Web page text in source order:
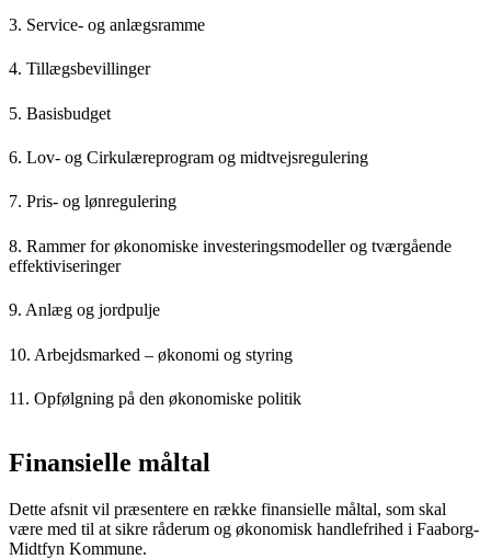
3. Service- og anlægsramme
4. Tillægsbevillinger
5. Basisbudget
6. Lov- og Cirkulæreprogram og midtvejsregulering
7. Pris- og lønregulering
8. Rammer for økonomiske investeringsmodeller og tværgående
effektiviseringer
9. Anlæg og jordpulje
10. Arbejdsmarked – økonomi og styring
11. Opfølgning på den økonomiske politik
Finansielle måltal
Dette afsnit vil præsentere en række finansielle måltal, som skal
være med til at sikre råderum og økonomisk handlefrihed i Faaborg-
Midtfyn Kommune.